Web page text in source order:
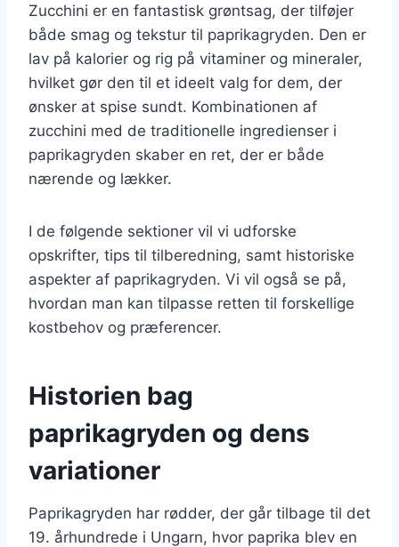
Zucchini er en fantastisk grøntsag, der tilføjer
både smag og tekstur til paprikagryden. Den er
lav på kalorier og rig på vitaminer og mineraler,
hvilket gør den til et ideelt valg for dem, der
ønsker at spise sundt. Kombinationen af
zucchini med de traditionelle ingredienser i
paprikagryden skaber en ret, der er både
nærende og lækker.
I de følgende sektioner vil vi udforske
opskrifter, tips til tilberedning, samt historiske
aspekter af paprikagryden. Vi vil også se på,
hvordan man kan tilpasse retten til forskellige
kostbehov og præferencer.
Historien bag
paprikagryden og dens
variationer
Paprikagryden har rødder, der går tilbage til det
19. århundrede i Ungarn, hvor paprika blev en